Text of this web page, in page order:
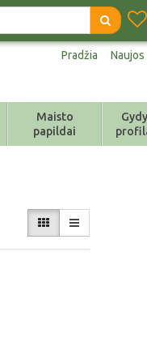
Pradžia
Maisto
papildai